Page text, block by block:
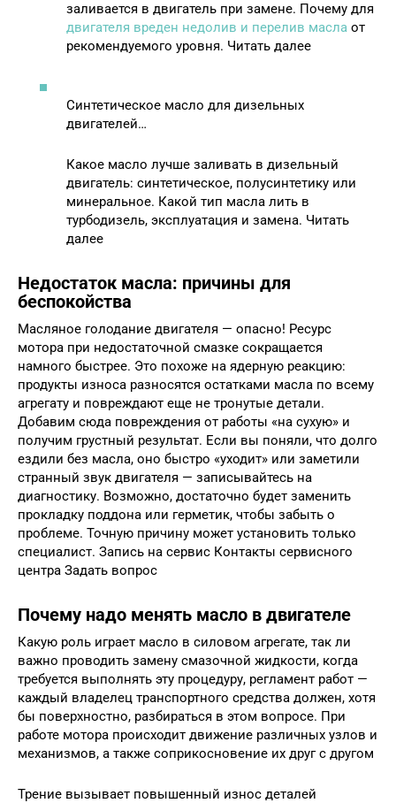
заливается в двигатель при замене. Почему для
двигателя вреден недолив и перелив масла от
рекомендуемого уровня. Читать далее
Синтетическое масло для дизельных
двигателей…
Какое масло лучше заливать в дизельный
двигатель: синтетическое, полусинтетику или
минеральное. Какой тип масла лить в
турбодизель, эксплуатация и замена. Читать
далее
Недостаток масла: причины для
беспокойства
Масляное голодание двигателя — опасно! Ресурс
мотора при недостаточной смазке сокращается
намного быстрее. Это похоже на ядерную реакцию:
продукты износа разносятся остатками масла по всему
агрегату и повреждают еще не тронутые детали.
Добавим сюда повреждения от работы «на сухую» и
получим грустный результат. Если вы поняли, что долго
ездили без масла, оно быстро «уходит» или заметили
странный звук двигателя — записывайтесь на
диагностику. Возможно, достаточно будет заменить
прокладку поддона или герметик, чтобы забыть о
проблеме. Точную причину может установить только
специалист. Запись на сервис Контакты сервисного
центра Задать вопрос
Почему надо менять масло в двигателе
Какую роль играет масло в силовом агрегате, так ли
важно проводить замену смазочной жидкости, когда
требуется выполнять эту процедуру, регламент работ —
каждый владелец транспортного средства должен, хотя
бы поверхностно, разбираться в этом вопросе. При
работе мотора происходит движение различных узлов и
механизмов, а также соприкосновение их друг с другом
Трение вызывает повышенный износ деталей